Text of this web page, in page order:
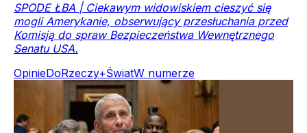
SPODE ŁBA | Ciekawym widowiskiem cieszyć się
mogli Amerykanie, obserwujący przesłuchania przed
Komisją do spraw Bezpieczeństwa Wewnętrznego
Senatu USA.
OpinieDoRzeczy+ŚwiatW numerze